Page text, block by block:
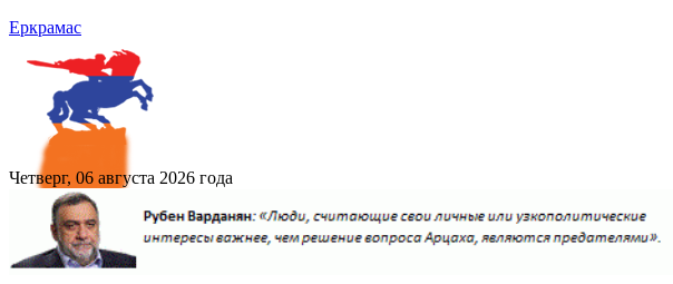
Еркрамас
Четверг, 06 августа 2026 года